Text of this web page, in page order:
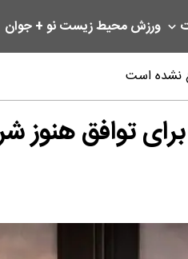
ورزشمحیط زیستنو + جوان
نشده است
برای توافق